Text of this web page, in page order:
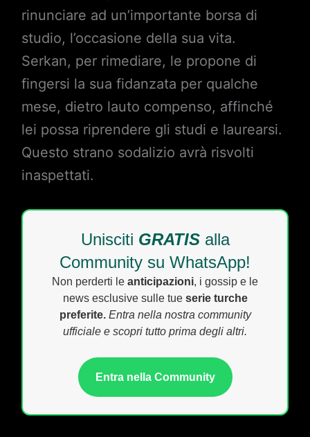
rinunciare ad un’importante borsa di
studio, l’occasione della sua vita.
Serkan, per rimediare, le propone di
fingersi la sua fidanzata per qualche
mese, dietro lauto compenso, affinché
lei possa riprendere gli studi e laurearsi.
Questo strano sodalizio avrà risvolti
inaspettati.
Unisciti GRATISalla
Community su WhatsApp!
Non perderti le anticipazioni, i gossip e le
news esclusive sulle tue serie turche
preferite. Entra nella nostra community
ufficiale e scopri tutto prima degli altri.
Entra nella Community